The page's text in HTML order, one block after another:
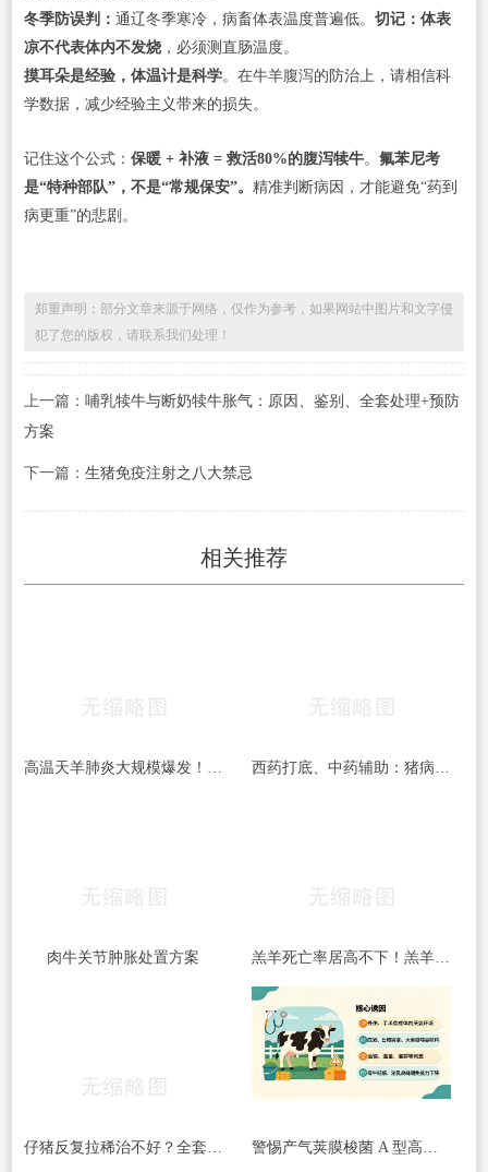
冬季防误判： 通辽冬季寒冷，病畜体表温度普遍低。 切记：体表
凉不代表体内不发烧，必须测直肠温度。
摸耳朵是经验，体温计是科学。在牛羊腹泻的防治上，请相信科
学数据，减少经验主义带来的损失。
记住这个公式： 保暖 + 补液 = 救活80%的腹泻犊牛。 氟苯尼考
是“特种部队”，不是“常规保安”。 精准判断病因，才能避免“药到
病更重”的悲剧。
郑重声明：部分文章来源于网络，仅作为参考，如果网站中图片和文字侵
犯了您的版权，请联系我们处理！
上一篇： 哺乳犊牛与断奶犊牛胀气：原因、鉴别、全套处理+预防
方案
下一篇： 生猪免疫注射之八大禁忌
相关推荐
肉牛关节肿胀处置方案 羔羊死亡率居高不下！羔羊常见5大杀手病，早发现、早预防，少伤亡！​